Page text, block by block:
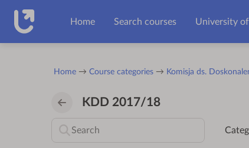
Home
Search courses University
Home Course categories Komisja ds.
KDD 2017/18